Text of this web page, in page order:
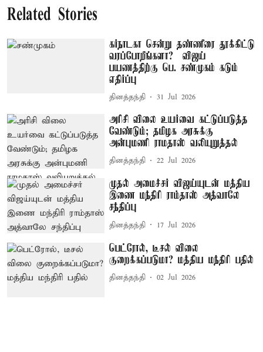
Related Stories
கர்நாடகா சென்று தண்ணீரை தூக்கிட்டு
வரப்போறீங்களா? – விஜய்
பயணத்திற்கு பெ. சண்முகம் கடும்
எதிர்ப்பு
தினத்தந்தி 31 Jul 2026
அரிசி விலை உயர்வை கட்டுப்படுத்த
வேண்டும்; தமிழக அரசுக்கு
அன்புமணி ராமதாஸ் வலியுறுத்தல்
தினத்தந்தி 22 Jul 2026
முதல் அமைச்சர் விஜய்யுடன் மத்திய
இணை மந்திரி ராம்தாஸ் அத்வாலே
சந்திப்பு
தினத்தந்தி 17 Jul 2026
பெட்ரோல், டீசல் விலை
குறைக்கப்படுமா? மத்திய மந்திரி பதில்
தினத்தந்தி 02 Jul 2026